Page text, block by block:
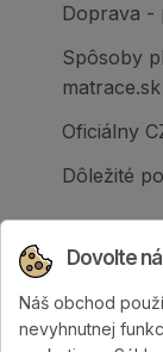
Doprava -
Spôsoby
matrace.sk
Oficiálny
Dôležité
Spoločnosť
1995, je
Dovolte
Náš obchod
nevyhnutnej